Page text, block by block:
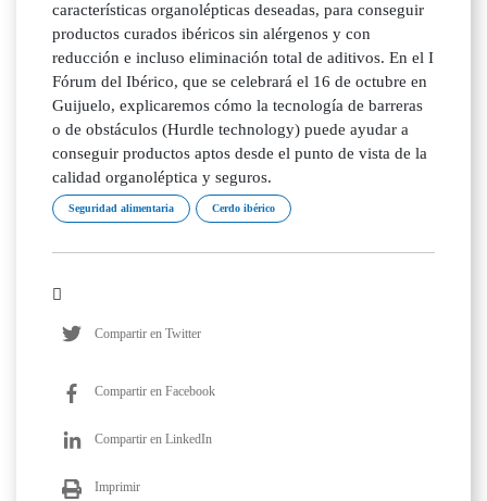
características organolépticas deseadas, para conseguir
productos curados ibéricos sin alérgenos y con
reducción e incluso eliminación total de aditivos. En el I
Fórum del Ibérico, que se celebrará el 16 de octubre en
Guijuelo, explicaremos cómo la tecnología de barreras
o de obstáculos (Hurdle technology) puede ayudar a
conseguir productos aptos desde el punto de vista de la
calidad organoléptica y seguros.
Seguridad alimentaria Cerdo ibérico
Compartir en Twitter
Compartir en Facebook
Compartir en LinkedIn
Imprimir